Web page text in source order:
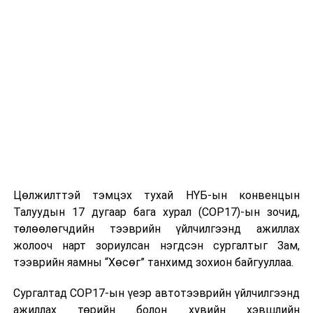
Цөлжилттэй тэмцэх тухай НҮБ-ын конвенцын
Талуудын 17 дугаар бага хурал (COP17)-ын зочид,
төлөөлөгчдийн тээврийн үйлчилгээнд ажиллах
жолооч нарт зориулсан нэгдсэн сургалтыг Зам,
тээврийн яамны “Хөсөг” танхимд зохион байгууллаа.
Сургалтад COP17-ын үеэр автотээврийн үйлчилгээнд
ажиллах төрийн болон хувийн хэвшлийн